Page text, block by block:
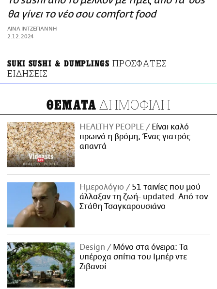
ΑΜΠΑ
PRINT
θα γίνει το νέο σου comfort food
ΛΙΝΑ ΙΝΤΖΕΓΙΑΝΝΗ
2.12.2024
SUKI SUSHI & DUMPLINGS ΠΡΟΣΦΑΤΕΣ
ΕΙΔΗΣΕΙΣ
ΘΕΜΑΤΑ ΔΗΜΟΦΙΛΗ
HEALTHY PEOPLE
Είναι καλό
πρωινό η βρόμη; Ένας γιατρός
απαντά
Ημερολόγιο
51 ταινίες που μού
άλλαξαν τη ζωή- updated. Aπό τον
Στάθη Τσαγκαρουσιάνο
Design
Μόνο στα όνειρα: Τα
υπέροχα σπίτια του Ιμπέρ ντε
Ζιβανσί